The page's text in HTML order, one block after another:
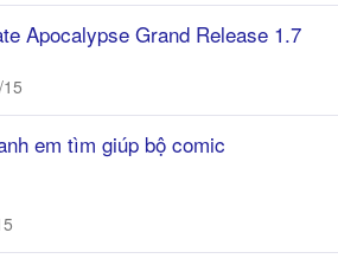
Apocalypse Grand Release 1.7
em tìm giúp bộ comic